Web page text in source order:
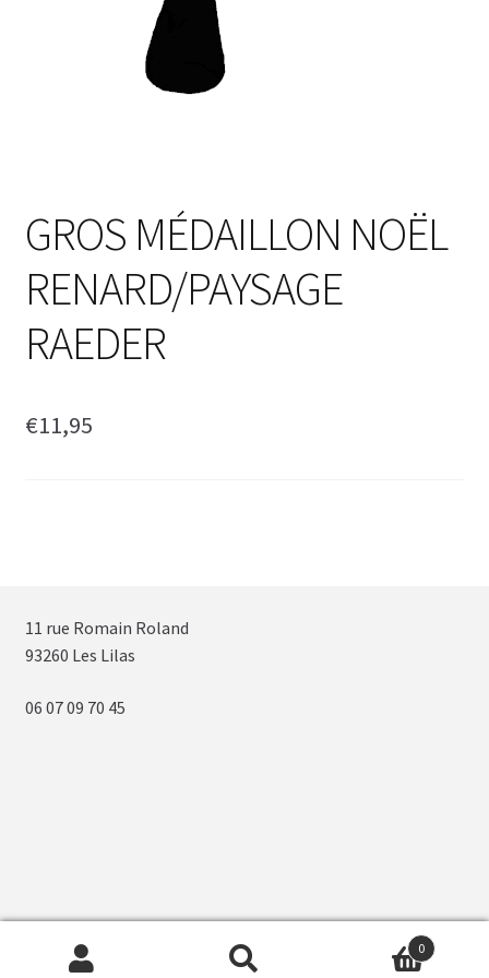
GROS MÉDAILLON NOËL
RENARD/PAYSAGE
RAEDER
€11,95
11 rue Romain Roland
93260 Les Lilas
06 07 09 70 45
Recherche
Recherche
0